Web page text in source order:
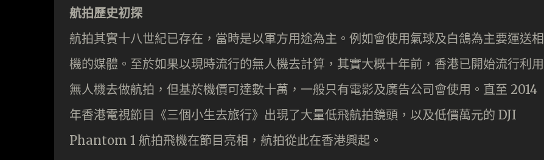
航拍歷史初探
航拍其實十八世紀已存在，當時是以軍方用途為主。例如會使用氣球及白鴿為主要運送相
機的媒體。至於如果以現時流行的無人機去計算，其實大概十年前，香港已開始流行利用
無人機去做航拍，但基於機價可達數十萬，一般只有電影及廣告公司會使用。直至 2014
年香港電視節目《三個小生去旅行》出現了大量低飛航拍鏡頭，以及低價萬元的 DJI
Phantom 1 航拍飛機在節目亮相，航拍從此在香港興起。